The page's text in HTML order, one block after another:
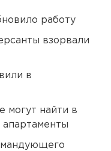
работу
взорвали
в
могут найти в
апартаменты